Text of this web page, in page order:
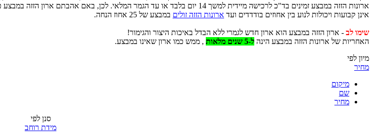
ארונות הזזה במבצע זמינים בד"כ לרכישה מיידית למשך 14 יום בלבד או עד הגמר
אינן קבועות ויכולות לנוע בין אחוזים בודדדים ועד ארונות הזזה זולים במבצע של 25 אחוז הנחה.
שימו לב - ארון הזזה במבצע הוא ארון חדש לגמרי ללא הבדל באיכות היצור והגימור!
האחריות של ארונות הזזה במבצע הינה ל-5 שנים מלאות
, ממש כמו ארון שאינו במבצע.
מיון לפי
מחיר
מיקום
שם
מחיר
סנן לפי
מידת רוחב